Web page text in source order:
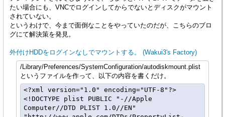
たい場合にも、VNCでログインしてからでないとディスクがマウント
されていない。
というわけで、今まで面倒なことをやっていたのだが、こちらのブロ
グにて解決策を発見。
外付けHDDをログインなしでマウントする。 (Wakui3's Factory)
/Library/Preferences/SystemConfiguration/autodiskmount.plist
というファイルを作って、以下の内容を書くだけ。
<?xml version="1.0" encoding="UTF-8"?>
<!DOCTYPE plist PUBLIC "-//Apple
Computer//DTD PLIST 1.0//EN"